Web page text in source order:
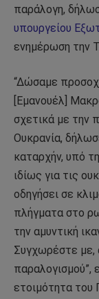
παράλογη,
υπουργείου
ενημέρωση την
“Δώσαμε
[Εμανουέλ]
σχετικά με την
Ουκρανία,
καταρχήν, υπό
ιδίως για τις
οδηγήσει σε
πλήγματα στο
την αμυντική
Συγχωρέστε με,
παραλογισμού”,
ετοιμότητα του